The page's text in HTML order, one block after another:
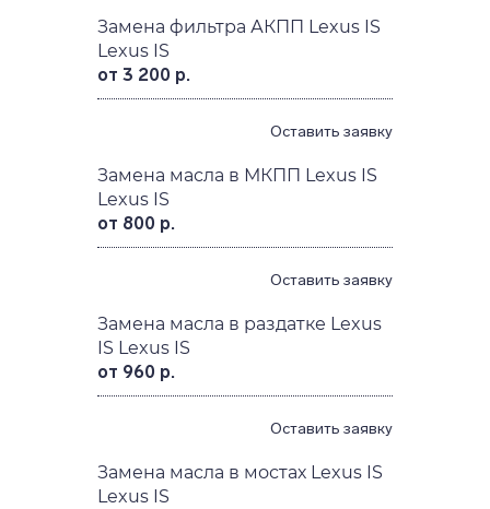
Замена фильтра АКПП Lexus IS
Lexus IS
от 3 200 р.
Оставить заявку
Замена масла в МКПП Lexus IS
Lexus IS
от 800 р.
Оставить заявку
Замена масла в раздатке Lexus
IS Lexus IS
от 960 р.
Оставить заявку
Замена масла в мостах Lexus IS
Lexus IS